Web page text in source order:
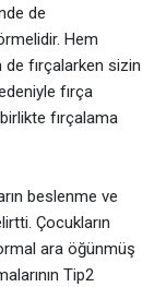
de
Hem
de fırçalarken sizin
fırça
fırçalama
beslenme ve
Çocukların
ara öğünmüş
Tip2